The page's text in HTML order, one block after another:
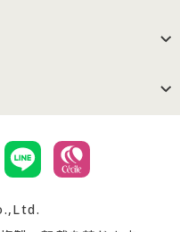
社案内
お支払は